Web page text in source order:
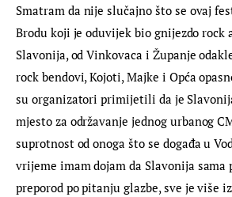
Smatram da nije slučajno što se ovaj
Brodu koji je oduvijek bio gnijezdo rock
Slavonija, od Vinkovaca i Županje
rock bendovi, Kojoti, Majke i Opća
su organizatori primijetili da je
mjesto za održavanje jednog urbanog
suprotnost od onoga što se događa u
vrijeme imam dojam da Slavonija sama
preporod po pitanju glazbe, sve je više